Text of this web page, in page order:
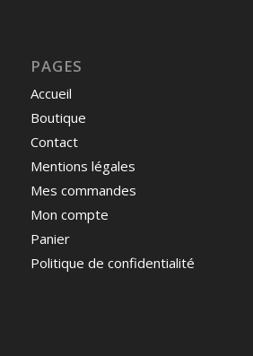
PAGES
Accueil
Boutique
Contact
Mentions légales
Mes commandes
Mon compte
Panier
Politique de confidentialité